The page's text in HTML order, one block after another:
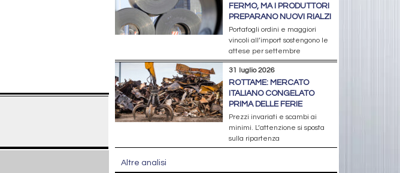
FERMO, MA I PRODUTTORI
PREPARANO NUOVI RIALZI
Portafogli ordini e maggiori
vincoli all’import sostengono le
attese per settembre
31 luglio 2026
ROTTAME: MERCATO
ITALIANO CONGELATO
PRIMA DELLE FERIE
Prezzi invariati e scambi ai
minimi. L’attenzione si sposta
sulla ripartenza
Altre analisi